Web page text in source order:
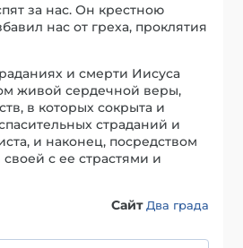
за нас. Он крестною
нас от греха, проклятия
и смерти Иисуса
живой сердечной веры,
в которых сокрыта и
страданий и
и наконец, посредством
с ее страстями и
СайтДва града